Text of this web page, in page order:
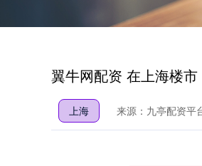
翼牛网配资 在上海楼
上海 来源：九亭配资平